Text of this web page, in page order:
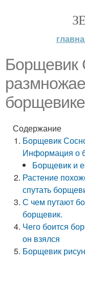
Борщевик
борщевике
Содержание
Борщевик
Информация о
Борщевик и
Растение
спутать
С чем путают
борщевик.
Чего боится
он взялся
Борщевик